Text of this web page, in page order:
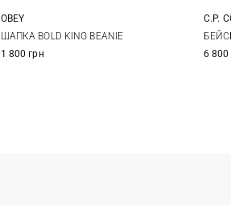
One size
OBEY
ШАПКА BOLD KING BEANIE
1 800 грн
C.P.
6 800